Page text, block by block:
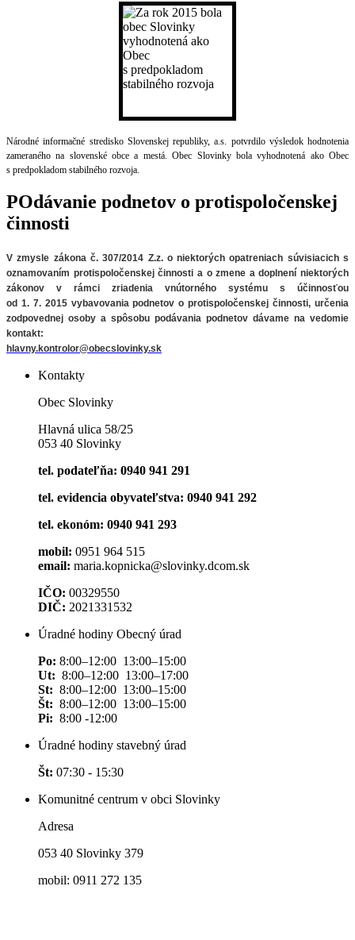
Národné informačné stredisko Slovenskej republiky, a.s. potvrdilo výsledok hodnotenia
zameraného na slovenské obce a mestá. Obec Slovinky bola vyhodnotená ako Obec
s predpokladom stabilného rozvoja.
POdávanie podnetov o protispoločenskej
činnosti
V zmysle zákona č. 307/2014 Z.z. o niektorých opatreniach súvisiacich s
oznamovaním protispoločenskej činnosti a o zmene a doplnení niektorých
zákonov v rámci zriadenia vnútorného systému s účinnosťou
od 1. 7. 2015 vybavovania podnetov o protispoločenskej činnosti, určenia
zodpovednej osoby a spôsobu podávania podnetov dávame na vedomie
kontakt:
hlavny.kontrolor@obecslovinky.sk
Kontakty
Obec Slovinky
Hlavná ulica 58/25
053 40 Slovinky
tel. podateľňa: 0940 941 291
tel. evidencia obyvateľstva: 0940 941 292
tel. ekonóm: 0940 941 293
mobil: 0951 964 515
email: maria.kopnicka@slovinky.dcom.sk
IČO: 00329550
DIČ: 2021331532
Úradné hodiny Obecný úrad
Po: 8:00–12:00 13:00–15:00
Ut: 8:00–12:00 13:00–17:00
St: 8:00–12:00 13:00–15:00
Št: 8:00–12:00 13:00–15:00
Pi: 8:00 -12:00
Úradné hodiny stavebný úrad
Št: 07:30 - 15:30
Komunitné centrum v obci Slovinky
Adresa
053 40 Slovinky 379
mobil: 0911 272 135